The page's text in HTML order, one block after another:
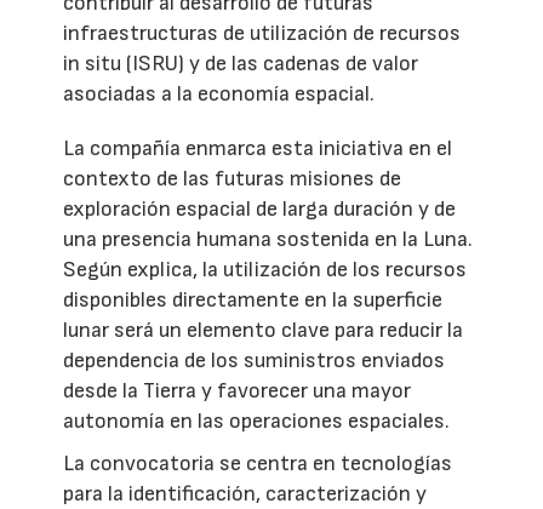
infraestructuras de utilización de recursos
in situ (ISRU) y de las cadenas de valor
asociadas a la economía espacial.
La compañía enmarca esta iniciativa en el
contexto de las futuras misiones de
exploración espacial de larga duración y de
una presencia humana sostenida en la Luna.
Según explica, la utilización de los recursos
disponibles directamente en la superficie
lunar será un elemento clave para reducir la
dependencia de los suministros enviados
desde la Tierra y favorecer una mayor
autonomía en las operaciones espaciales.
La convocatoria se centra en tecnologías
para la identificación, caracterización y